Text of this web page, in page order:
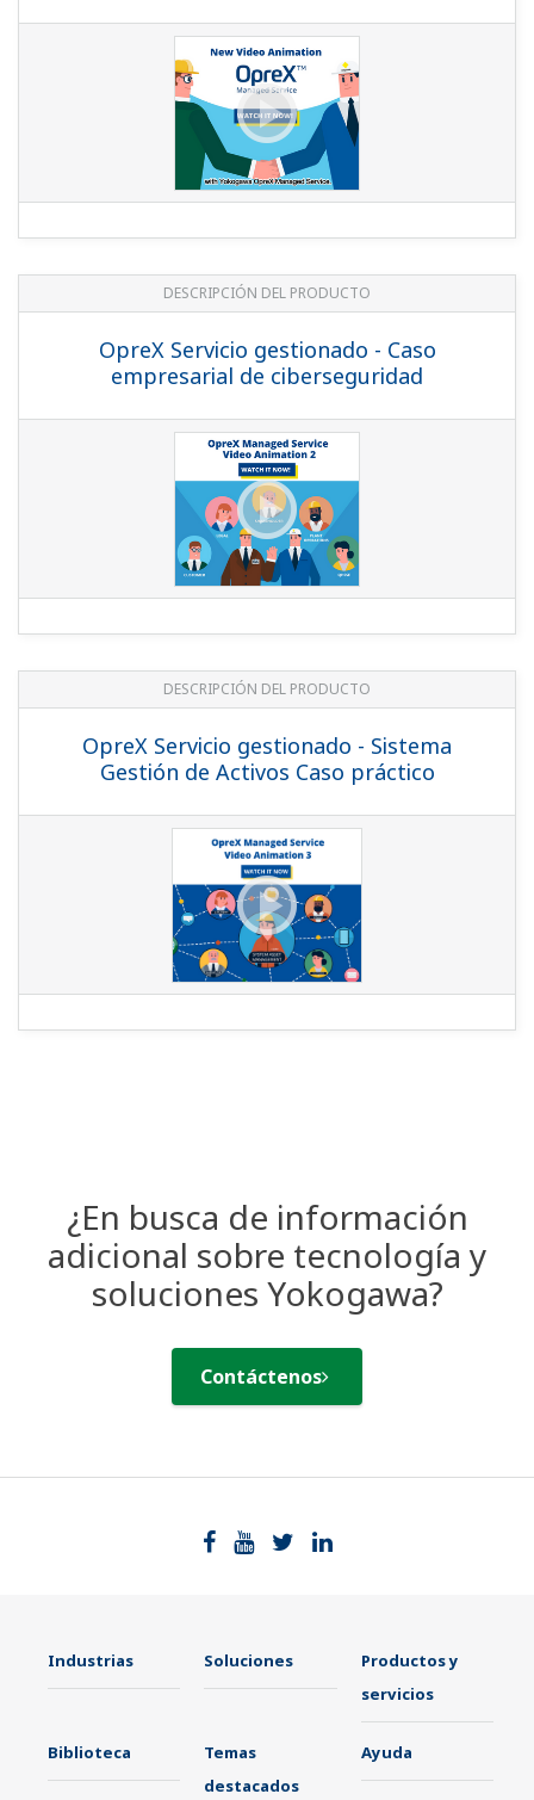
DESCRIPCIÓN DEL PRODUCTO
OpreX Servicio gestionado - Caso
empresarial de ciberseguridad
DESCRIPCIÓN DEL PRODUCTO
OpreX Servicio gestionado - Sistema
Gestión de Activos Caso práctico
¿En busca de información
adicional sobre tecnología y
soluciones Yokogawa?
Contáctenos
Industrias Soluciones
Productos y
servicios
Biblioteca
Temas
destacados
Ayuda